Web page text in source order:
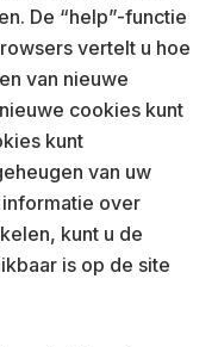
De “help”-functie
vertelt u hoe
van nieuwe
cookies kunt
kunt
van uw
over
kunt u de
is op de site